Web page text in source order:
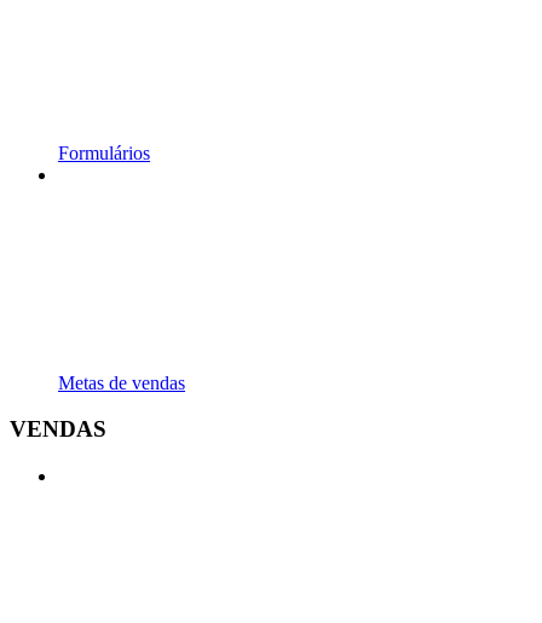
Formulários
Metas de vendas
VENDAS